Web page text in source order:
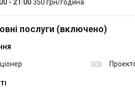
- 21:00350 грн/година
послуги (включено)